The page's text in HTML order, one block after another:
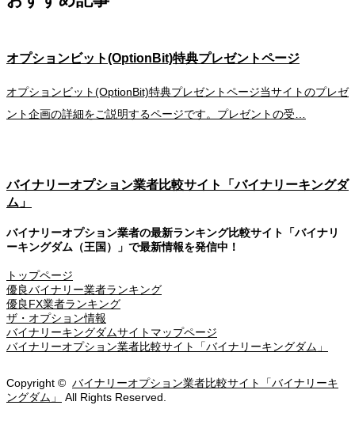
オプションビット(OptionBit)特典プレゼントページ
オプションビット(OptionBit)特典プレゼントページ当サイトのプレゼ
ント企画の詳細をご説明するページです。プレゼントの受…
バイナリーオプション業者比較サイト「バイナリーキングダ
ム」
バイナリーオプション業者の最新ランキング比較サイト「バイナリ
ーキングダム（王国）」で最新情報を発信中！
トップページ
優良バイナリー業者ランキング
優良FX業者ランキング
ザ・オプション情報
バイナリーキングダムサイトマップページ
バイナリーオプション業者比較サイト「バイナリーキングダム」
Copyright © バイナリーオプション業者比較サイト「バイナリーキ
ングダム」
All Rights Reserved.